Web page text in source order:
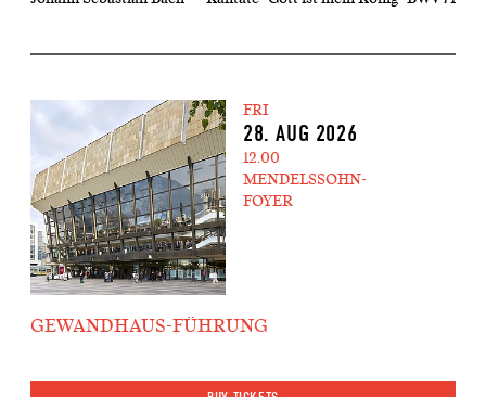
FRI
28. AUG 2026
12.00
MENDELSSOHN-
FOYER
GEWANDHAUS-FÜHRUNG